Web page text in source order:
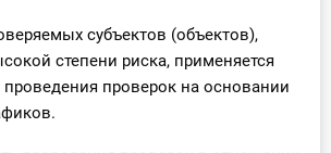
субъектов (объектов),
степени риска, применяется
проверок на основании